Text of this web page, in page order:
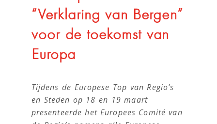
“Verklaring van Bergen”
voor de toekomst van
Europa
Tijdens de Europese Top van Regio’s
en Steden op 18 en 19 maart
presenteerde het Europees Comité van